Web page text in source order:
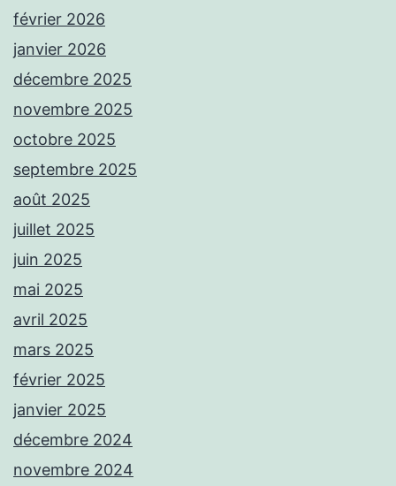
février 2026
janvier 2026
décembre 2025
novembre 2025
octobre 2025
septembre 2025
août 2025
juillet 2025
juin 2025
mai 2025
avril 2025
mars 2025
février 2025
janvier 2025
décembre 2024
novembre 2024